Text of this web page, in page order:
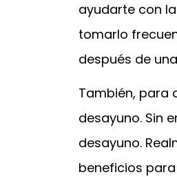
ayudarte con
tomarlo
después de
También, para
desayuno. Sin
desayuno.
beneficios